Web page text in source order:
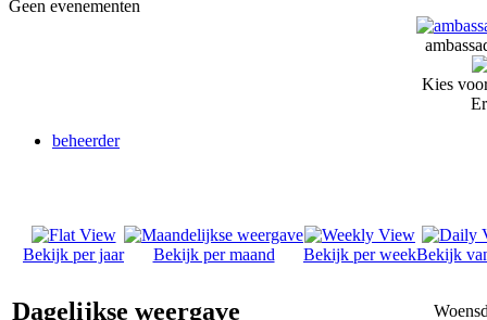
Geen evenementen
Kies
beheerder
Bekijk per jaar Bekijk per maand Bekijk per weekBekijk
Dagelijkse weergave